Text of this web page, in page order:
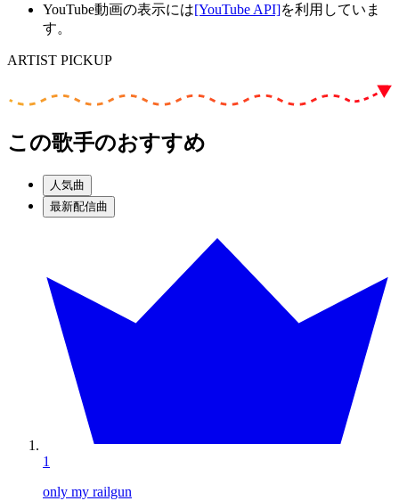
YouTube動画の表示には[YouTube API]を利用していま
す。
ARTIST PICKUP
この歌手のおすすめ
人気曲
最新配信曲
1
only my railgun